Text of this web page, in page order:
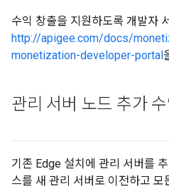
수익 창출을 지원하도록 개발자
http://apigee.com/docs/
monetization-developer-portal
관리 서버 노드 추가
기존 Edge 설치에 관리 서버를
스를 새 관리 서버로 이전하고 모